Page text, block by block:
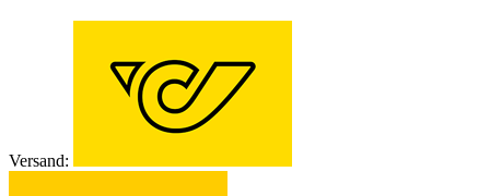
Versand: